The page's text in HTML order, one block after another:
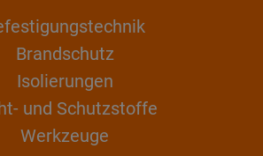
Brandschutz
Isolierungen
und Schutzstoffe
Werkzeuge